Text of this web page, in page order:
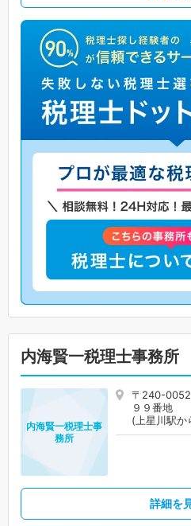
内海賢一税理士事務所
〒240-0052
９９番地
(上星川駅か
内海賢一税理士事
務所
詳細を